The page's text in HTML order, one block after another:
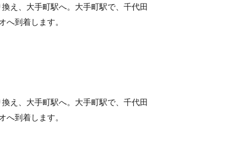
え、大手町駅へ。大手町駅で、千代田
へ到着します。
え、大手町駅へ。大手町駅で、千代田
へ到着します。